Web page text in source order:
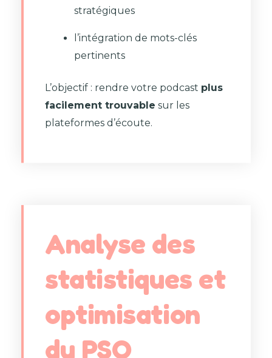
stratégiques
l’intégration de mots-clés
pertinents
L’objectif : rendre votre podcast plus
facilement trouvable sur les
plateformes d’écoute.
Analyse des
statistiques et
optimisation
du PSO